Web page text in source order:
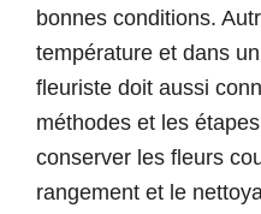
bonnes conditions.
température et dans
fleuriste doit aussi
méthodes et les
conserver les fleurs
rangement et le